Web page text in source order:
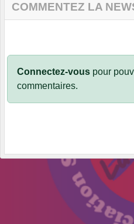
COMMENTEZ LA
Connectez-vous pour
commentaires.